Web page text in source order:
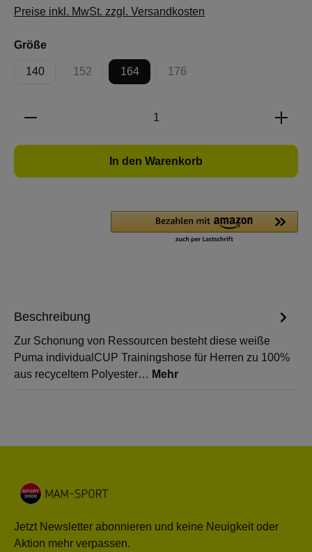
Preise inkl. MwSt. zzgl. Versandkosten
Größeauswählen
140 152
(Diese Option ist zurzeit nicht verfügbar.)
164 176
(Diese Option ist zurzeit nicht
Produkt Anzahl: Gib den gewünschten
In den Warenkorb
Beschreibung
Zur Schonung von Ressourcen besteht diese weiße
Puma individualCUP Trainingshose für Herren zu 100%
aus recyceltem Polyester… Mehr
Jetzt Newsletter abonnieren und keine Neuigkeit oder
Aktion mehr verpassen.